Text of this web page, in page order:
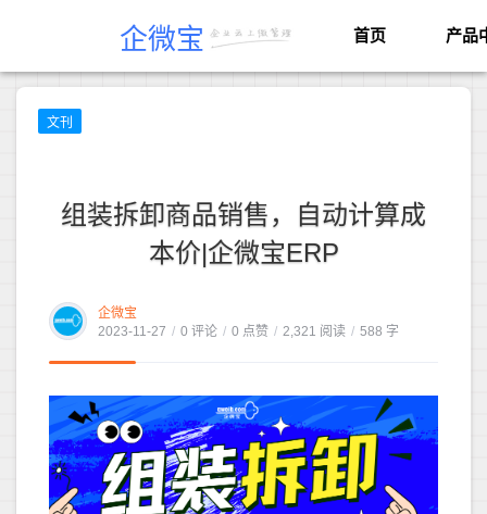
企微宝 首页 产品
文刊
组装拆卸商品销售，自动计算成
本价|企微宝ERP
企微宝
2023-11-27 / 0 评论 / 0 点赞 / 2,321 阅读 / 588 字